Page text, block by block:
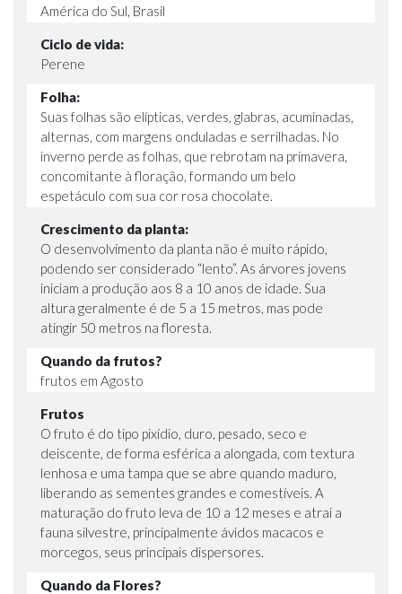
América do Sul, Brasil
Ciclo de vida:
Perene
Folha:
Suas folhas são elípticas, verdes, glabras, acuminadas,
alternas, com margens onduladas e serrilhadas. No
inverno perde as folhas, que rebrotam na primavera,
concomitante à floração, formando um belo
espetáculo com sua cor rosa chocolate.
Crescimento da planta:
O desenvolvimento da planta não é muito rápido,
podendo ser considerado “lento”. As árvores jovens
iniciam a produção aos 8 a 10 anos de idade. Sua
altura geralmente é de 5 a 15 metros, mas pode
atingir 50 metros na floresta.
Quando da frutos?
frutos em Agosto
Frutos
O fruto é do tipo pixídio, duro, pesado, seco e
deiscente, de forma esférica a alongada, com textura
lenhosa e uma tampa que se abre quando maduro,
liberando as sementes grandes e comestíveis. A
maturação do fruto leva de 10 a 12 meses e atrai a
fauna silvestre, principalmente ávidos macacos e
morcegos, seus principais dispersores.
Quando da Flores?